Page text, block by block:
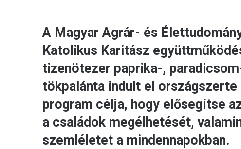
A Magyar Agrár- és
Katolikus Karitász
tizenötezer paprika-,
tökpalánta indult el
program célja, hogy elősegítse
a családok megélhetését,
szemléletet a mindennapokban.